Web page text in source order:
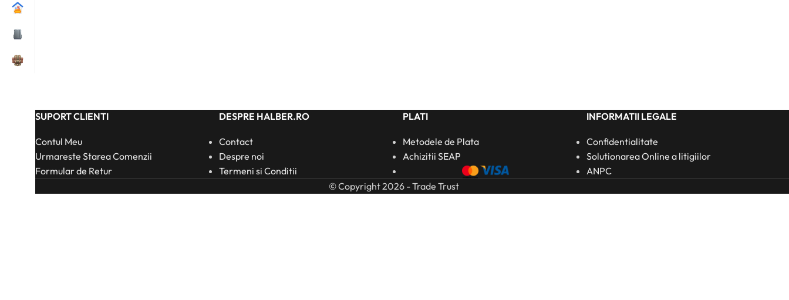
SUPORT CLIENTI
Contul Meu
Urmareste Starea Comenzii
Formular de Retur
DESPRE HALBER.RO
Contact
Despre noi
Termeni si Conditii
PLATI
Metodele de Plata
Achizitii SEAP
INFORMATII LEGALE
Confidentialitate
Solutionarea Online a litigiilor
ANPC
© Copyright 2026 - Trade Trust